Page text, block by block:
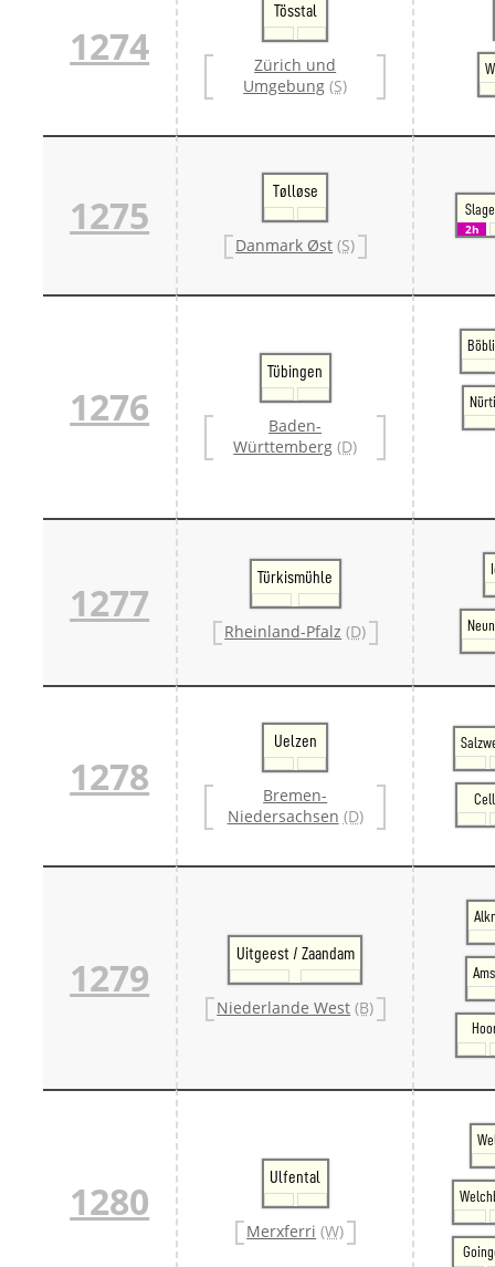
1274
Tösstal
Zürich und
Umgebung (S)
1275
Tølløse
Danmark Øst (S)
2h
1276
Tübingen
Baden-
Württemberg (D)
1277
Türkismühle
Rheinland-Pfalz (D)
1278
Uelzen
Bremen-
Niedersachsen (D)
1279
Uitgeest / Zaandam
Niederlande West (B)
1280
Ulfental
Merxferri (W)